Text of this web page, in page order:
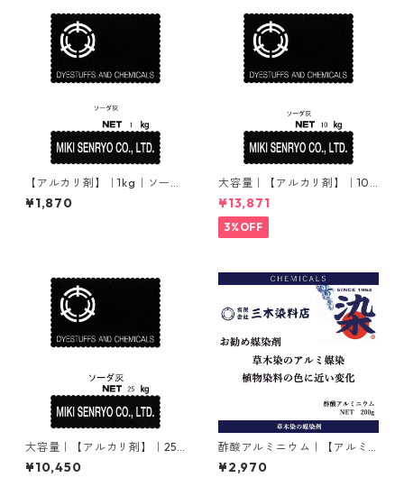
【アルカリ剤】｜1kg｜ソーダ
灰（炭酸ナトリウム）
¥1,870
大容量｜【アルカリ剤】｜10k
g｜ソーダ灰（炭酸ナトリウ
ム）
¥13,871
3%OFF
大容量｜【アルカリ剤】｜25k
g｜ソーダ灰（炭酸ナトリウ
ム）
¥10,450
酢酸アルミニウム｜【アルミ
媒染剤】｜200g
¥2,970